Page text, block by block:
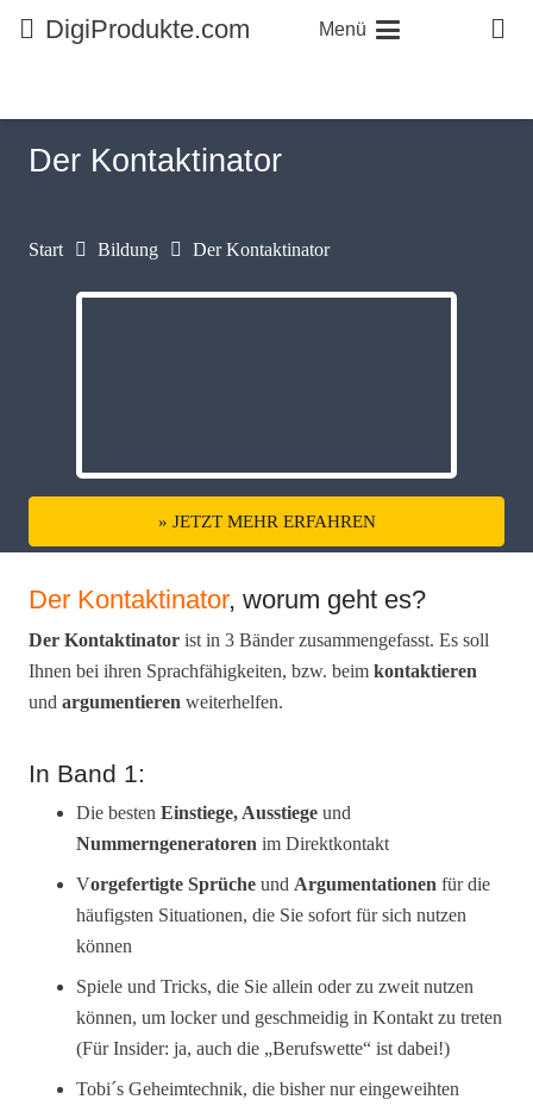
DigiProdukte.com Menü
Der Kontaktinator
Start Bildung Der Kontaktinator
» JETZT MEHR ERFAHREN
Der Kontaktinator, worum geht es?
Der Kontaktinator ist in 3 Bänder zusammengefasst. Es soll
Ihnen bei ihren Sprachfähigkeiten, bzw. beim kontaktieren
und argumentieren weiterhelfen.
In Band 1:
Die besten Einstiege, Ausstiege und
Nummerngeneratoren im Direktkontakt
Vorgefertigte Sprüche und Argumentationen für die
häufigsten Situationen, die Sie sofort für sich nutzen
können
Spiele und Tricks, die Sie allein oder zu zweit nutzen
können, um locker und geschmeidig in Kontakt zu treten
(Für Insider: ja, auch die „Berufswette“ ist dabei!)
Tobi´s Geheimtechnik, die bisher nur eingeweihten